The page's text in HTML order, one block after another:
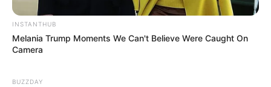
13:06 / 06 Avqust 2026
INSTANTHUB
Melania Trump Moments We Can't Believe Were Caught On
Camera
BUZZDAY